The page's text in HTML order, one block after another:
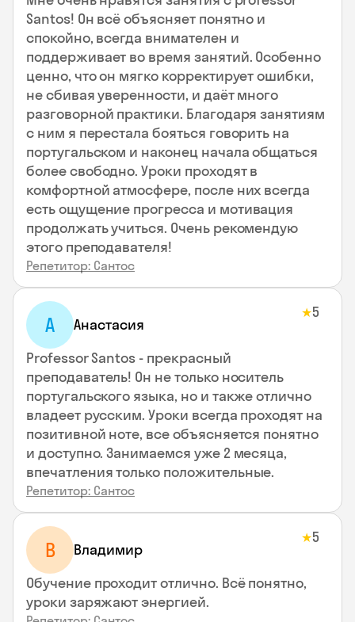
Santos! Он всё объясняет понятно и
спокойно, всегда внимателен и
поддерживает во время занятий. Особенно
ценно, что он мягко корректирует ошибки,
не сбивая уверенности, и даёт много
разговорной практики. Благодаря занятиям
с ним я перестала бояться говорить на
португальском и наконец начала общаться
более свободно. Уроки проходят в
комфортной атмосфере, после них всегда
есть ощущение прогресса и мотивация
продолжать учиться. Очень рекомендую
этого преподавателя!
Репетитор: Сантос
А Анастасия
★5
Professor Santos - прекрасный
преподаватель! Он не только носитель
португальского языка, но и также отлично
владеет русским. Уроки всегда проходят на
позитивной ноте, все объясняется понятно
и доступно. Занимаемся уже 2 месяца,
впечатления только положительные.
Репетитор: Сантос
В Владимир
★5
Обучение проходит отлично. Всё понятно,
уроки заряжают энергией.